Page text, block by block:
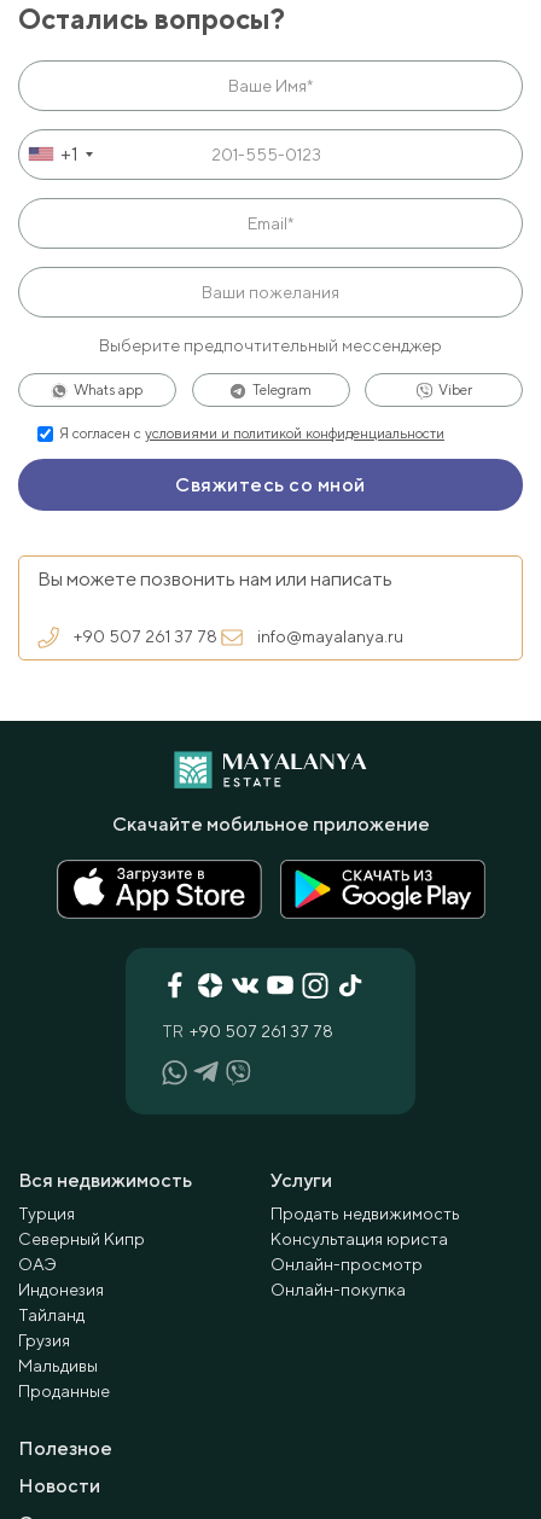
Остались вопросы?
+1
Выберите предпочтительный мессенджер
Whats app Telegram Viber
Я согласен с условиями и политикой конфиденциальности
Вы можете позвонить нам или написать
+90 507 261 37 78 info@mayalanya.ru
Вся недвижимость
Турция
Северный Кипр
ОАЭ
Индонезия
Тайланд
Грузия
Мальдивы
Проданные
Услуги
Продать недвижимость
Консультация юриста
Онлайн-просмотр
Онлайн-покупка
Полезное
Новости
TR +90 507 261 37 78
Скачайте мобильное приложение